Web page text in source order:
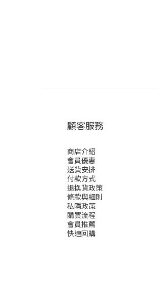
顧客服務
商店介紹
會員優惠
送貨安排
付款方式
退換貨政策
條款與細則
私隱政策
購買流程
會員推薦
快速回購